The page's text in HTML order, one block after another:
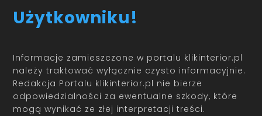
Użytkowniku!
Informacje zamieszczone w portalu klikinterior.pl
należy traktować wyłącznie czysto informacyjnie.
Redakcja Portalu klikinterior.pl nie bierze
odpowiedzialności za ewentualne szkody, które
mogą wynikać ze złej interpretacji treści.